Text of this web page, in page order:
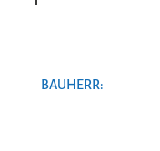
BAUHERR: